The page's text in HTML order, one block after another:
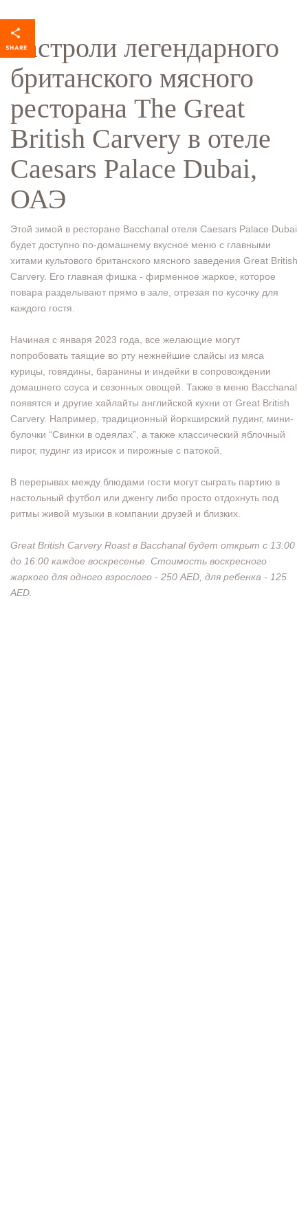
Гастроли легендарного
британского мясного
ресторана The Great
British Carvery в отеле
Caesars Palace Dubai,
ОАЭ
Этой зимой в ресторане Bacchanal отеля Caesars Palace Dubai
будет доступно по-домашнему вкусное меню с главными
хитами культового британского мясного заведения Great British
Carvery. Его главная фишка - фирменное жаркое, которое
повара разделывают прямо в зале, отрезая по кусочку для
каждого гостя.
Начиная с января 2023 года, все желающие могут
попробовать таящие во рту нежнейшие слайсы из мяса
курицы, говядины, баранины и индейки в сопровождении
домашнего соуса и сезонных овощей. Также в меню Bacchanal
появятся и другие хайлайты английской кухни от Great British
Carvery. Например, традиционный йоркширский пудинг, мини-
булочки “Свинки в одеялах”, а также классический яблочный
пирог, пудинг из ирисок и пирожные с патокой.
В перерывах между блюдами гости могут сыграть партию в
настольный футбол или дженгу либо просто отдохнуть под
ритмы живой музыки в компании друзей и близких.
Great British Carvery Roast в Bacchanal будет открыт с 13:00
до 16:00 каждое воскресенье. Стоимость воскресного
жаркого для одного взрослого - 250 AED, для ребенка - 125
AED.